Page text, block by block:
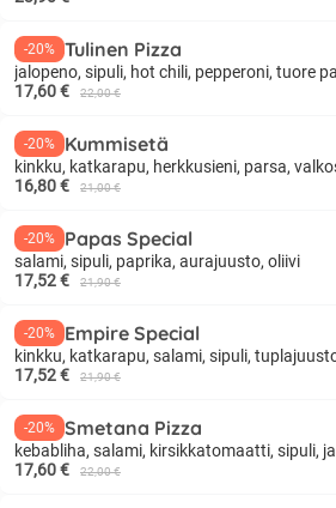
-20% Tulinen Pizza
jalopeno, sipuli, hot chili, pepperoni, tuore
17,60 €
22,00 €
-20% Kummisetä
kinkku, katkarapu, herkkusieni, parsa,
16,80 €
21,00 €
-20% Papas Special
salami, sipuli, paprika, aurajuusto, oliivi
17,52 €
21,90 €
-20% Empire Special
kinkku, katkarapu, salami, sipuli,
17,52 €
21,90 €
-20% Smetana Pizza
kebabliha, salami, kirsikkatomaatti, sipuli,
17,60 €
22,00 €